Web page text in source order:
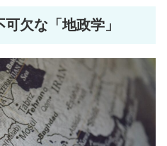
欠な「地政学」